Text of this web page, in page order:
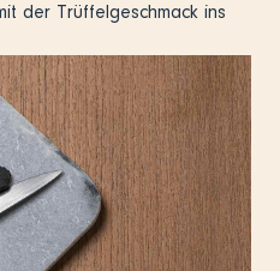
der Trüffelgeschmack ins